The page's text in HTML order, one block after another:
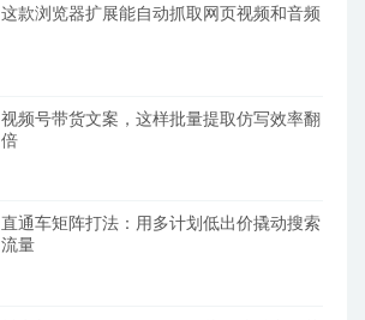
这款浏览器扩展能自动抓取网页视频和音频
视频号带货文案，这样批量提取仿写效率翻
倍
直通车矩阵打法：用多计划低出价撬动搜索
流量